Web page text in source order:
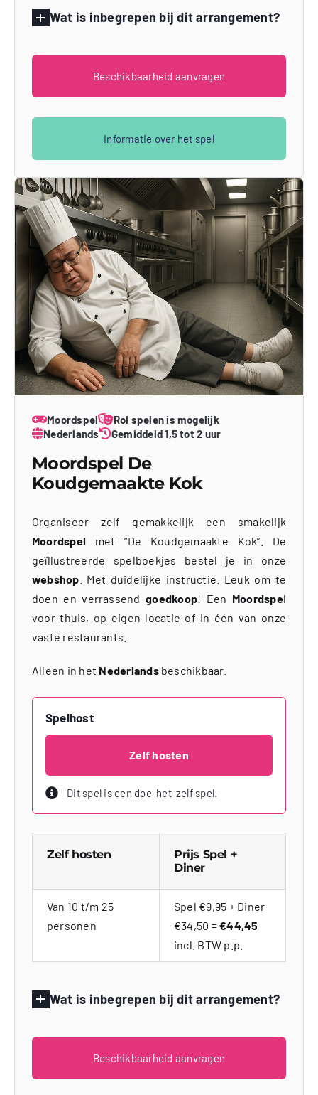
Wat is inbegrepen bij dit arrangement?
Beschikbaarheid aanvragen
Informatie over het spel
Moordspel
Rol spelen is mogelijk
Nederlands
Gemiddeld 1,5 tot 2 uur
Moordspel De
Koudgemaakte Kok
Organiseer zelf gemakkelijk een smakelijk
Moordspel met “De Koudgemaakte Kok”. De
geïllustreerde spelboekjes bestel je in onze
webshop . Met duidelijke instructie. Leuk om te
doen en verrassendgoedkoop! Een Moordspel
voor thuis, op eigen locatie of in één van onze
vaste restaurants.
Alleen in het Nederlandsbeschikbaar.
Spelhost
Zelf hosten
Dit spel is een doe-het-zelf spel.
Zelf hosten
Prijs Spel +
Diner
Van 10 t/m 25
personen
Spel €9,95 + Diner
€34,50 =€44,45
incl. BTW p.p.
Wat is inbegrepen bij dit arrangement?
Beschikbaarheid aanvragen